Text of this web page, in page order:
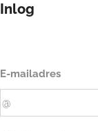
Inlog
E-mailadres